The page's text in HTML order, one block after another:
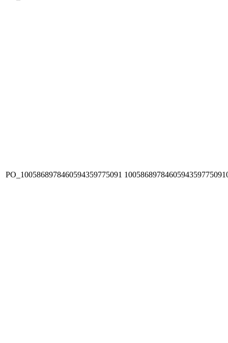
PO_1005868978460594359775091